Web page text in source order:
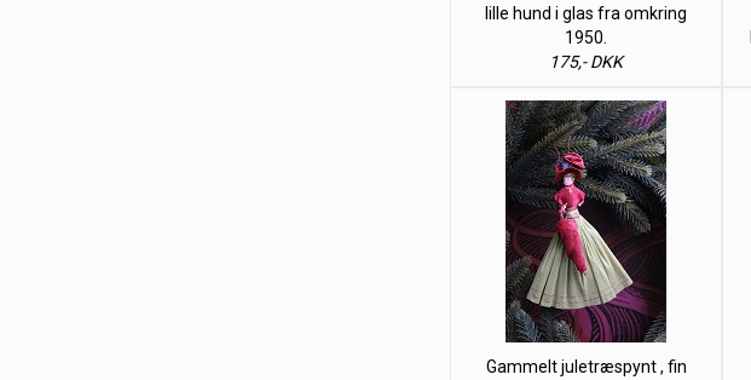
lille hund i glas fra omkring
1950.
175,- DKK
Gammelt juletræspynt , fin